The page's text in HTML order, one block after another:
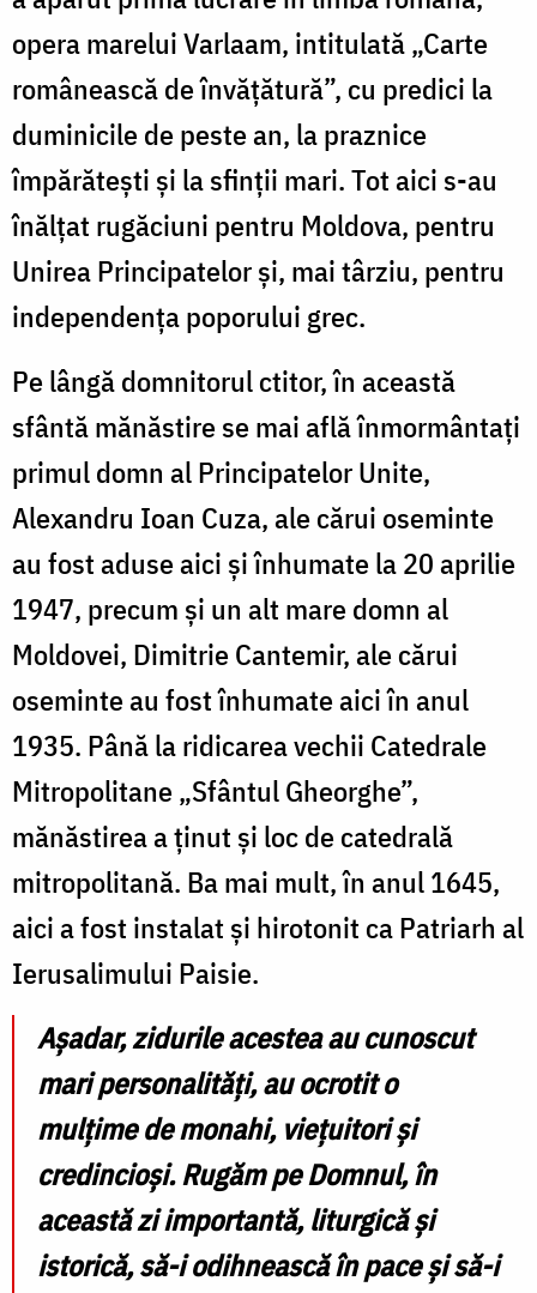
opera marelui Varlaam, intitulată „Carte
românească de învățătură”, cu predici la
duminicile de peste an, la praznice
împărătești și la sfinții mari. Tot aici s-au
înălțat rugăciuni pentru Moldova, pentru
Unirea Principatelor și, mai târziu, pentru
independența poporului grec.
Pe lângă domnitorul ctitor, în această
sfântă mănăstire se mai află înmormântați
primul domn al Principatelor Unite,
Alexandru Ioan Cuza, ale cărui oseminte
au fost aduse aici și înhumate la 20 aprilie
1947, precum și un alt mare domn al
Moldovei, Dimitrie Cantemir, ale cărui
oseminte au fost înhumate aici în anul
1935. Până la ridicarea vechii Catedrale
Mitropolitane „Sfântul Gheorghe”,
mănăstirea a ținut și loc de catedrală
mitropolitană. Ba mai mult, în anul 1645,
aici a fost instalat și hirotonit ca Patriarh al
Ierusalimului Paisie.
Așadar, zidurile acestea au cunoscut
mari personalități, au ocrotit o
mulțime de monahi, viețuitori și
credincioși. Rugăm pe Domnul, în
această zi importantă, liturgică și
istorică, să-i odihnească în pace și să-i